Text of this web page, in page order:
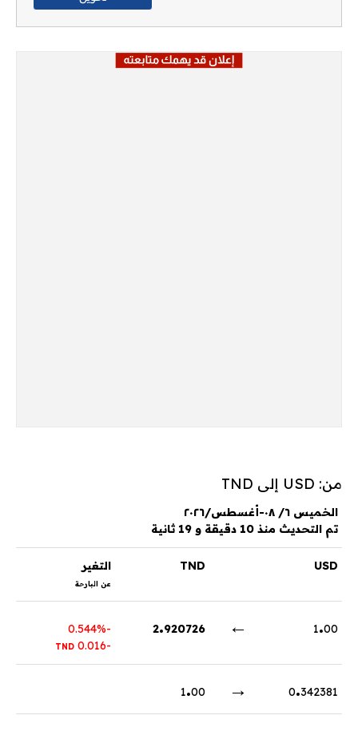
من: USD إلى TND
الخميس ٦/ ٠٨-أغسطس/٢٠٢٦
تم التحديث منذ 10 دقيقة و 19 ثانية
USD
TND التغير
عن البارحة
1.00
←
2.920726
-0.544%
-0.016
TND
0.342381
→
1.00